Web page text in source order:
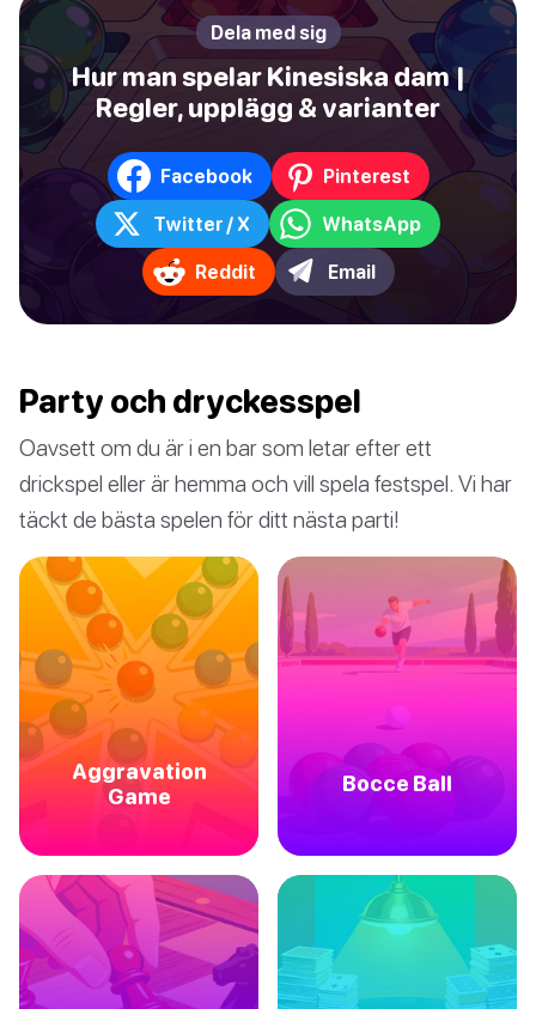
Dela med sig
Hur man spelar Kinesiska dam |
Regler, upplägg & varianter
Facebook Pinterest
Twitter / X WhatsApp
Reddit Email
Party och dryckesspel
Oavsett om du är i en bar som letar efter ett
drickspel eller är hemma och vill spela festspel. Vi har
täckt de bästa spelen för ditt nästa parti!
Aggravation
Game
Bocce Ball